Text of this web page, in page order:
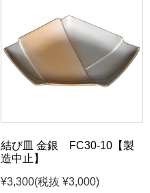
結び皿 金銀 FC30-10【製
造中止】
¥3,300(税抜 ¥3,000)